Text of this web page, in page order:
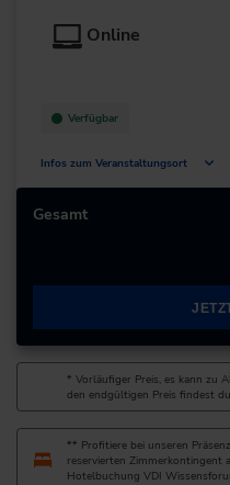
Online
Verfügbar
Infos zum Veranstaltungsort
Deutschland
Gesamt
* Vorläufiger Preis, es kann zu
den endgültigen Preis findest
** Profitiere bei unseren
reservierten Zimmerkontingent
Hotelbuchung VDI